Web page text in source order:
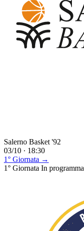
Salerno Basket '92
03/10 · 18:30
1° Giornata →
1° Giornata In programma